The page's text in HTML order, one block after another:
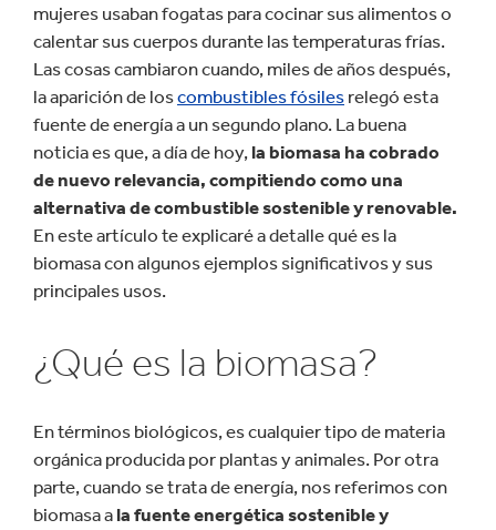
mujeres usaban fogatas para cocinar sus alimentos o
calentar sus cuerpos durante las temperaturas frías.
Las cosas cambiaron cuando, miles de años después,
la aparición de loscombustibles fósiles relegó esta
fuente de energía a un segundo plano. La buena
noticia es que, a día de hoy, la biomasa ha cobrado
de nuevo relevancia, compitiendo como una
alternativa de combustible sostenible y renovable.
En este artículo te explicaré a detalle qué es la
biomasa con algunos ejemplos significativos y sus
principales usos.
¿Qué es la biomasa?
En términos biológicos, es cualquier tipo de materia
orgánica producida por plantas y animales. Por otra
parte, cuando se trata de energía, nos referimos con
biomasa a la fuente energética sostenible y